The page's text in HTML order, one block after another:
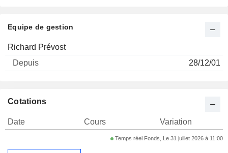
Equipe de gestion
Nom Depuis
Richard Prévost
28/12/01
Cotations
Date Cours Variation
Temps réel Fonds, Le 31 juillet 2026 à 11:00